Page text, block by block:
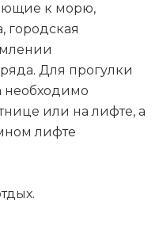
к морю,
городская
Для прогулки
необходимо
или на лифте, а
лифте